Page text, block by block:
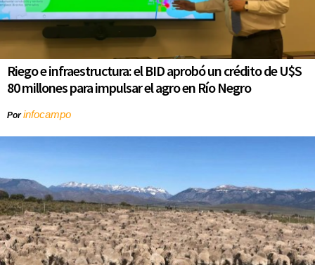
Riego e infraestructura: el BID aprobó un crédito de U$S
80 millones para impulsar el agro en Río Negro
Porinfocampo